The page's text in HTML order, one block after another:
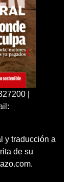
|
y traducción a
de su